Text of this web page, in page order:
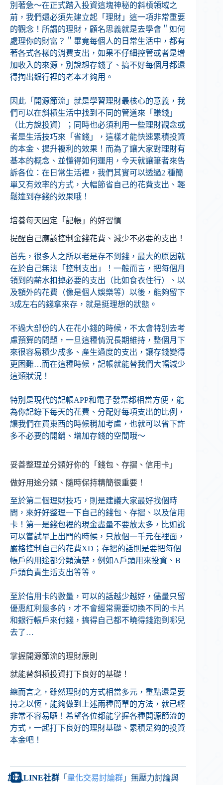
別著急～在正式踏入投資這塊神秘的斜槓領域之
前，我們還必須先建立起「理財」這一項非常重要
的觀念！所謂的理財，顧名思義就是去學會＂如何
處理你的財富？＂畢竟每個人的日常生活中，都有
著各式各樣的消費支出，如果不仔細控管或者是增
加收入的來源，別說想存錢了、搞不好每個月都還
得掏出銀行裡的老本才夠用。
因此「開源節流」就是學習理財最核心的意義，我
們可以在斜槓生活中找到不同的管道來「賺錢」
（比方說投資）；同時也必須利用一些理財觀念或
者是生活技巧來「省錢」，這樣才能快速累積投資
的本金、提升複利的效果！而為了讓大家對理財有
基本的概念、並懂得如何運用，今天就讓筆者來告
訴各位：在日常生活裡，我們其實可以透過2 種簡
單又有效率的方式，大幅節省自己的花費支出、輕
鬆達到存錢的效果哦！
培養每天固定「記帳」的好習慣
提醒自己應該控制金錢花費、減少不必要的支出！
首先，很多人之所以老是存不到錢，最大的原因就
在於自己無法「控制支出」！一般而言，把每個月
領到的薪水扣掉必要的支出（比如食衣住行）、以
及額外的花費（像是個人娛樂等）以後，能夠留下
3成左右的錢拿來存，就是挺理想的狀態。
不過大部份的人在花小錢的時候，不太會特別去考
慮預算的問題，一旦這種情況長期維持，整個月下
來很容易積少成多、產生過度的支出，讓存錢變得
更困難…而在這種時候，記帳就能替我們大幅減少
這類狀況！
特別是現代的記帳APP和電子發票都相當方便，能
為你記錄下每天的花費、分配好每項支出的比例，
讓我們在買東西的時候稍加考慮，也就可以省下許
多不必要的開銷、增加存錢的空間哦～
妥善整理並分類好你的「錢包、存摺、信用卡」
做好用途分類、隨時保持精簡很重要！
至於第二個理財技巧，則是建議大家最好找個時
間，來好好整理一下自己的錢包、存摺、以及信用
卡！第一是錢包裡的現金盡量不要放太多，比如說
可以嘗試早上出門的時候，只放個一千元在裡面，
嚴格控制自己的花費XD；存摺的話則是要把每個
帳戶的用途都分類清楚，例如A戶頭用來投資、B
戶頭負責生活支出等等。
至於信用卡的數量，可以的話越少越好，儘量只留
優惠紅利最多的，才不會經常需要切換不同的卡片
和銀行帳戶來付錢，搞得自己都不曉得錢跑到哪兒
去了…
掌握開源節流的理財原則
就能替斜槓投資打下良好的基礎！
總而言之，雖然理財的方式相當多元，重點還是要
持之以恆，能夠做到上述兩種簡單的方法，就已經
非常不容易囉！希望各位都能掌握各種開源節流的
方式，一起打下良好的理財基礎、累積足夠的投資
本金吧！
加入LINE社群 「 量化交易討論群 」無壓力討論與